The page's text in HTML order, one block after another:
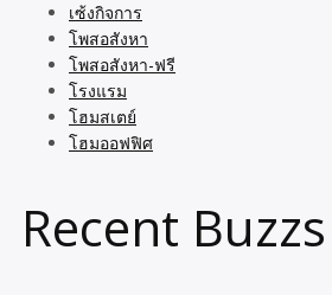
เซ้งกิจการ
โพสอสังหา
โพสอสังหา-ฟรี
โรงแรม
โฮมสเตย์
โฮมออฟฟิศ
Recent Buzzs